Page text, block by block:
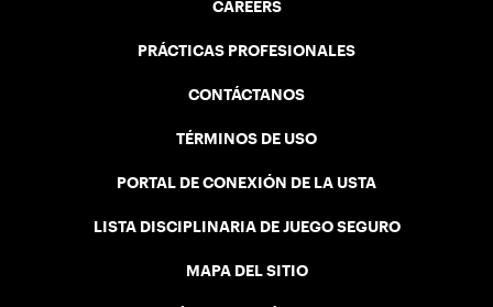
CAREERS
PRÁCTICAS PROFESIONALES
CONTÁCTANOS
TÉRMINOS DE USO
PORTAL DE CONEXIÓN DE LA USTA
LISTA DISCIPLINARIA DE JUEGO SEGURO
MAPA DEL SITIO